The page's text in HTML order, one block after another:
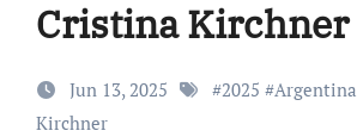
Cristina Kirchner
Jun 13, 2025 #2025 #Argentina
Kirchner